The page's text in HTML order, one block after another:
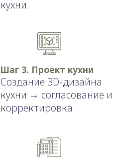
кухни.
Шаг 3. Проект кухни
Создание 3D-дизайна
кухни → согласование и
корректировка.